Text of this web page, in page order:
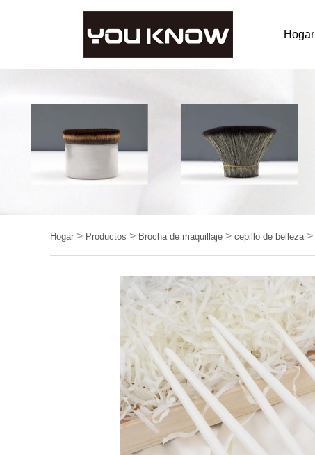
Hogar
Hogar > Productos > Brocha de maquillaje > cepillo de belleza >